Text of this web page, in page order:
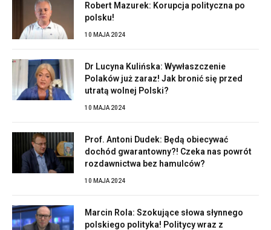
Robert Mazurek: Korupcja polityczna po
polsku!
10 MAJA 2024
Dr Lucyna Kulińska: Wywłaszczenie
Polaków już zaraz! Jak bronić się przed
utratą wolnej Polski?
10 MAJA 2024
Prof. Antoni Dudek: Będą obiecywać
dochód gwarantowny?! Czeka nas powrót
rozdawnictwa bez hamulców?
10 MAJA 2024
Marcin Rola: Szokujące słowa słynnego
polskiego polityka! Politycy wraz z